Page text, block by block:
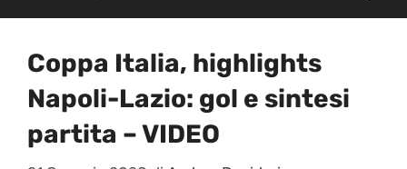
Coppa Italia, highlights
Napoli-Lazio: gol e sintesi
partita – VIDEO